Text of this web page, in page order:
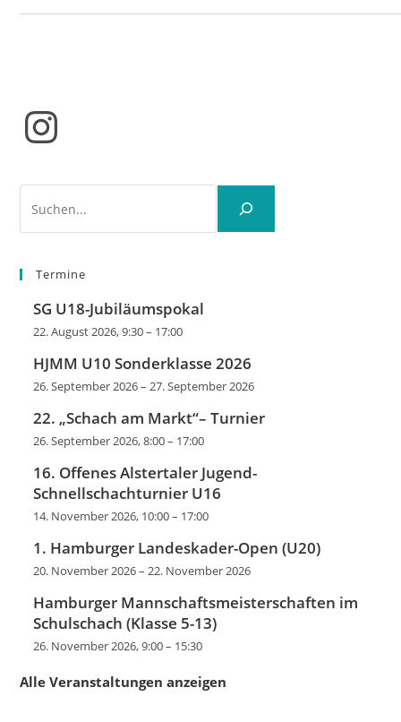
Instagram
Termine
SG U18-Jubiläumspokal
22. August 2026, 9:30– 17:00
HJMM U10 Sonderklasse 2026
26. September 2026– 27. September 2026
22. „Schach am Markt“– Turnier
26. September 2026, 8:00– 17:00
16. Offenes Alstertaler Jugend-
Schnellschachturnier U16
14. November 2026, 10:00– 17:00
1. Hamburger Landeskader-Open (U20)
20. November 2026– 22. November 2026
Hamburger Mannschaftsmeisterschaften im
Schulschach (Klasse 5-13)
26. November 2026, 9:00– 15:30
Alle Veranstaltungen anzeigen